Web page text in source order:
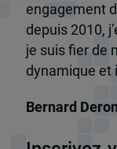
engagement
depuis 2010,
je suis fier de
dynamique et
Bernard